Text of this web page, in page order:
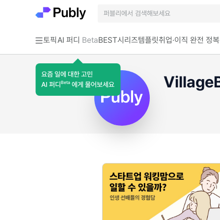
토픽AI 퍼디 Beta
요즘 일에 대한 고민
AI 퍼디 Beta 에게 물어보세요
BEST시리즈템플릿취업·이직 완전 정복